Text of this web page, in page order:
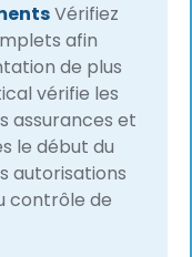
Vérifiez
afin
de plus
vérifie les
assurances et
le début du
autorisations
contrôle de